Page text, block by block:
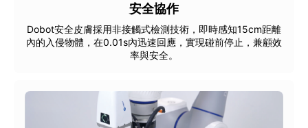
安全協作
Dobot安全皮膚採用非接觸式檢測技術，即時感知15cm距離
內的入侵物體，在0.01s內迅速回應，實現碰前停止，兼顧效
率與安全。